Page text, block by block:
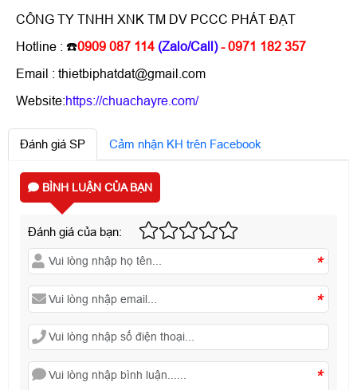
CÔNG TY TNHH XNK TM DV PCCC PHÁT ĐẠT
Hotline : ☎️0909 087 114 (Zalo/Call) - 0971 182 357
Email : thietbiphatdat@gmail.com
Website:https://chuachayre.com/
Đánh giá SP Cảm nhận KH trên Facebook
BÌNH LUẬN CỦA BẠN
Đánh giá của bạn:
*
*
*